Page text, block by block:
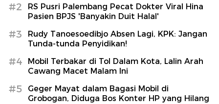
#2
RS Pusri Palembang Pecat Dokter Viral Hina
Pasien BPJS 'Banyakin Duit Halal'
#3
Rudy Tanoesoedibjo Absen Lagi, KPK: Jangan
Tunda-tunda Penyidikan!
#4
Mobil Terbakar di Tol Dalam Kota, Lalin Arah
Cawang Macet Malam Ini
#5
Geger Mayat dalam Bagasi Mobil di
Grobogan, Diduga Bos Konter HP yang Hilang